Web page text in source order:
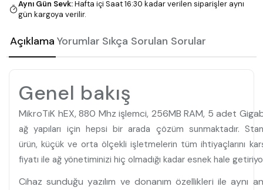
Aynı Gün Sevk:Hafta içi Saat 16:30 kadar verilen siparişler aynı
gün kargoya verilir.
Açıklama Yorumlar Sıkça Sorulan Sorular
Genel bakış
MikroTiK hEX, 880 Mhz işlemci, 256MB RAM, 5 adet
ağ yapıları için hepsi bir arada çözüm sunmaktadır.
ürün, küçük ve orta ölçekli işletmelerin tüm ihtiyaçlarını
fiyatı ile ağ yönetiminizi hiç olmadığı kadar esnek hale
Cihaz sunduğu yazılım ve donanım özellikleri ile aynı